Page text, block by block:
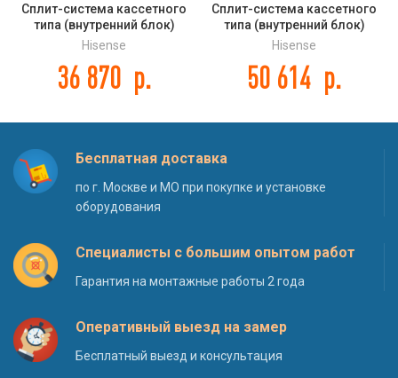
Сплит-система кассетного
типа (внутренний блок)
Hisense AUC-24UR4S1GA DC
Hisense
36 870 р.
Сплит-система кассетного
типа (внутренний блок)
Hisense AUC-36UR4SGA DC
Hisense
50 614 р.
Бесплатная доставка
по г. Москве и МО при покупке и установке
оборудования
Специалисты с большим опытом работ
Гарантия на монтажные работы 2 года
Оперативный выезд на замер
Бесплатный выезд и консультация